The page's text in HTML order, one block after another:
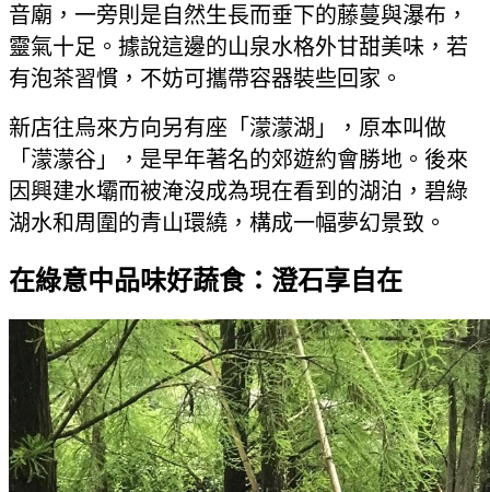
音廟，一旁則是自然生長而垂下的藤蔓與瀑布，
靈氣十足。據說這邊的山泉水格外甘甜美味，若
有泡茶習慣，不妨可攜帶容器裝些回家。
新店往烏來方向另有座「濛濛湖」，原本叫做
「濛濛谷」，是早年著名的郊遊約會勝地。後來
因興建水壩而被淹沒成為現在看到的湖泊，碧綠
湖水和周圍的青山環繞，構成一幅夢幻景致。
在綠意中品味好蔬食：澄石享自在